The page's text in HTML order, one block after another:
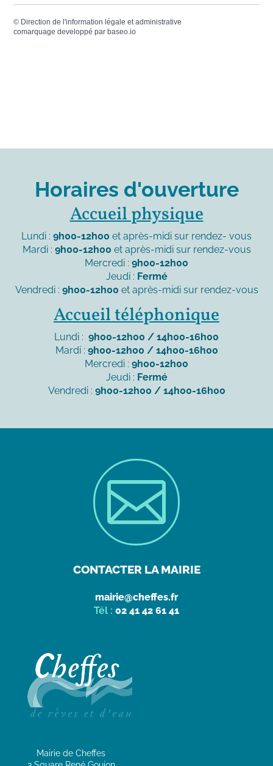
© Direction de l'information légale et administrative
comarquage developpé par baseo.io
Horaires d'ouverture
Accueil physique
Lundi : 9h00-12h00 et après-midi sur rendez- vous
Mardi : 9h00-12h00 et après-midi sur rendez-vous
Mercredi : 9h00-12h00
Jeudi : Fermé
Vendredi : 9h00-12h00 et après-midi sur rendez-vous
Accueil téléphonique
Lundi : 9h00-12h00 / 14h00-16h00
Mardi : 9h00-12h00 / 14h00-16h00
Mercredi : 9h00-12h00
Jeudi : Fermé
Vendredi : 9h00-12h00 / 14h00-16h00

CONTACTER LA MAIRIE
mairie@cheffes.fr
Tél : 02 41 42 61 41
Mairie de Cheffes